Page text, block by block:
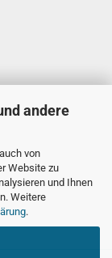
andere
von
Website zu
und Ihnen
Weitere
.